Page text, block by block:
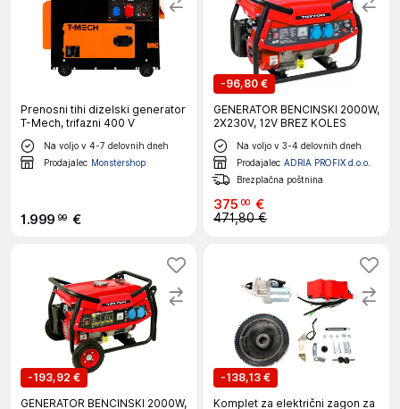
Prenosni tihi dizelski generator
T-Mech, trifazni 400 V
Na voljo v 4-7 delovnih dneh
Prodajalec Monstershop
1.999 99 €
-96,80 €
GENERATOR BENCINSKI 2000W,
2X230V, 12V BREZ KOLES
Na voljo v 3-4 delovnih dneh
Prodajalec ADRIA PROFIX d.o.o.
Brezplačna poštnina
375 00 €
471,80 €
-193,92 €
GENERATOR BENCINSKI 2000W,
-138,13 €
Komplet za električni zagon za